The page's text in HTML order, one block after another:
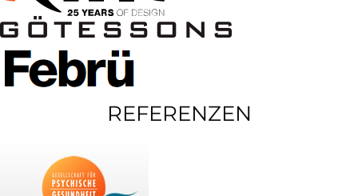
REFERENZEN